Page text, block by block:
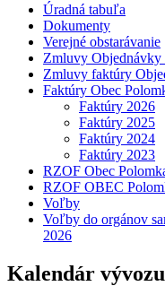
Úradná tabuľa
Dokumenty
Verejné obstarávanie
Zmluvy Objednávky
Zmluvy faktúry
Faktúry Obec
Faktúry 2026
Faktúry 2025
Faktúry 2024
Faktúry 2023
RZOF Obec
RZOF OBEC
Voľby
Voľby do orgánov
2026
Kalendár